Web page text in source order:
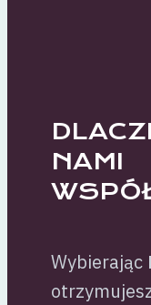
NAMI
Wybierając